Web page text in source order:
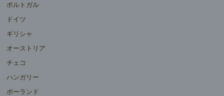
ポルトガル
ドイツ
ギリシャ
オーストリア
チェコ
ハンガリー
ポーランド